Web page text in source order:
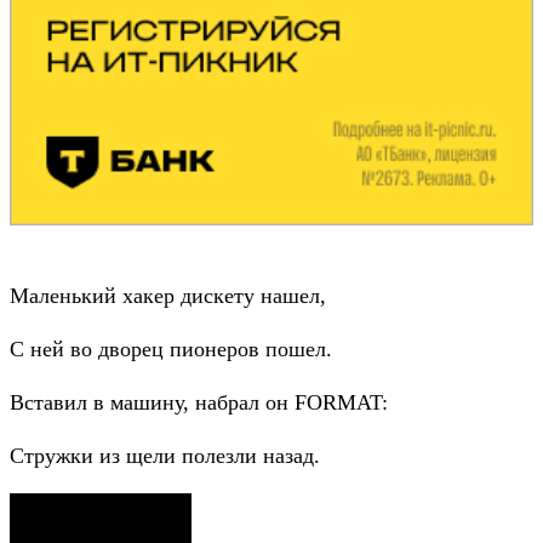
Маленький хакер дискету нашел,
С ней во дворец пионеров пошел.
Вставил в машину, набрал он FORMAT:
Стружки из щели полезли назад.